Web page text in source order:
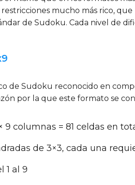
mucho más rico,
de Sudoku. Cada nivel de
de Sudoku reconocido en
por la que este formato se
9 columnas = 81 celdas en
de 3×3, cada una
1 al 9